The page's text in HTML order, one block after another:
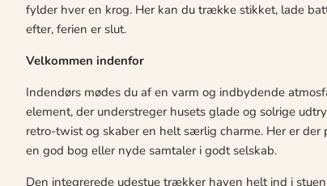
fylder hver en krog. Her kan du trække stikket, lade
efter, ferien er slut.
Velkommen indenfor
Indendørs mødes du af en varm og indbydende
element, der understreger husets glade og solrige
retro-twist og skaber en helt særlig charme. Her er
en god bog eller nyde samtaler i godt selskab.
Den integrerede udestue trækker haven helt ind i